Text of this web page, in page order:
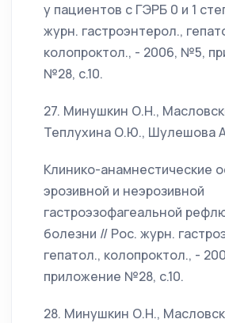
у пациентов с ГЭРБ 0 и 1
журн. гастроэнтерол.,
колопроктол., - 2006, №5,
№28, с.10.
27. Минушкин О.Н.,
Теплухина О.Ю., Шулешова
Клинико-анамнестические
эрозивной и неэрозивной
гастроэзофагеальной
болезни // Рос. журн.
гепатол., колопроктол., -
приложение №28, с.10.
28. Минушкин О.Н.,